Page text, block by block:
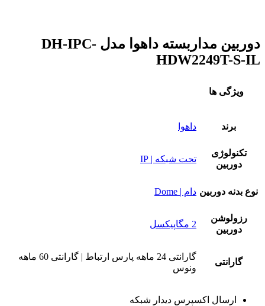
دوربین مداربسته داهوا مدل DH-IPC-
HDW2249T-S-IL
ویژگی ها
برند داهوا
تکنولوژی
دوربین
تحت شبکه | IP
نوع بدنه دوربین دام | Dome
رزولوشن
دوربین
2 مگاپیکسل
گارانتی
گارانتی 24 ماهه پارس ارتباط | گارانتی 60 ماهه
ونوس
ارسال اکسپرس دیدار شبکه